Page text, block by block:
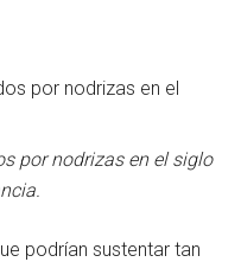
por nodrizas en el siglo
podrían sustentar tan